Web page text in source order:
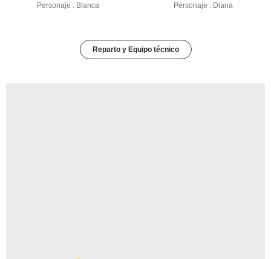
Personaje : Blanca Personaje : Diana
Reparto y Equipo técnico